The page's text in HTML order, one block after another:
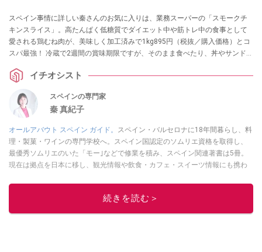
スペイン事情に詳しい秦さんのお気に入りは、業務スーパーの「スモークチ
キンスライス」。高たんぱく低糖質でダイエット中や筋トレ中の食事として
愛される鶏むね肉が、美味しく加工済みで1kg895円（税抜／購入価格）とコ
スパ最強！ 冷蔵で2週間の賞味期限ですが、そのまま食べたり、丼やサンドイ
食べ飽きることなく活用できるのもおすすめしたいポイントなのだとか。
イチオシスト
スペインの専門家
秦 真紀子
オールアバウト スペイン ガイド。 スペイン・バルセロナに18年間暮らし、料
理・製菓・ワインの専門学校へ。スペイン国認定のソムリエ資格を取得し、
最優秀ソムリエのいた「モー｣などで修業を積み、スペイン関連著書は5冊。
現在は拠点を日本に移し、観光情報や飲食・カフェ・スイーツ情報にも携わ
ーツ販売チェーンのおすすめ商品情報も発信。
17州おいしい旅』（‎産業編集センター刊）ほか。
ガイドや、飲食関連の方の視察旅行のコーディネートやガイド、スペインの
続きを読む＞